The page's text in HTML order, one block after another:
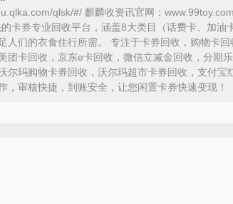
qlsk/#/ 麒麟收资讯官网：
卡券专业回收平台，涵盖8大类目（话费卡、加油
人们的衣食住行所需。 专注于卡券回收，购物卡
团卡回收，京东e卡回收，微信立减金回收，分期
尔玛购物卡券回收，沃尔玛超市卡券回收，支付宝
审核快捷，到账安全，让您闲置卡券快速变现！